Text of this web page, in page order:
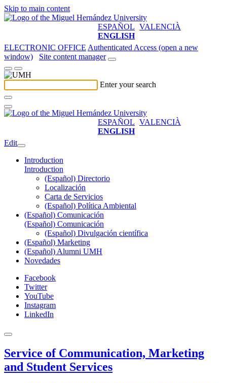
Skip to main content
ESPAÑOL VALENCIÀ
ENGLISH
ELECTRONIC OFFICE Authenticated Access (open a new
window)
Site content manager
Enter your search
ESPAÑOL VALENCIÀ
ENGLISH
Edit
Introduction
Introduction
(Español) Directorio
Localización
Carta de Servicios
(Español) Política Ambiental
(Español) Comunicación
(Español) Comunicación
(Español) Divulgación científica
(Español) Marketing
(Español) Alumni UMH
Novedades
Facebook
Twitter
YouTube
Instagram
LinkedIn
Service of Communication, Marketing
and Student Services